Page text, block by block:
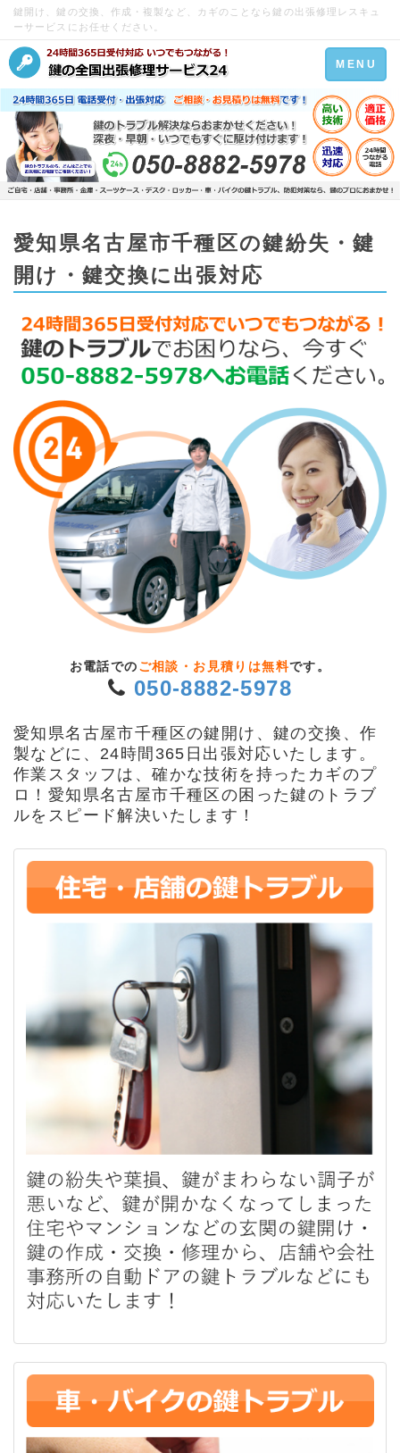
鍵開け、鍵の交換、作成・複製など、カギのことなら鍵の出張修理レスキュ
ーサービスにお任せください。
Toggle
navigation
MENU
愛知県名古屋市千種区の鍵紛失・鍵
開け・鍵交換に出張対応
お電話での ご相談・お見積りは無料です。
050-8882-5978
愛知県名古屋市千種区の鍵開け、鍵の交換、作
製などに、24時間365日出張対応いたします。
作業スタッフは、確かな技術を持ったカギのプ
ロ！愛知県名古屋市千種区の困った鍵のトラブ
ルをスピード解決いたします！